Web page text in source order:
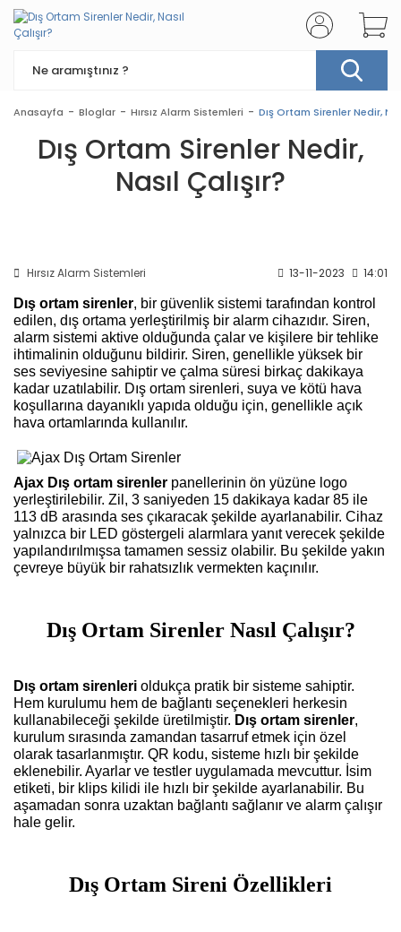
Anasayfa Bloglar Hırsız Alarm Sistemleri Dış Ortam Sirenler Nedir,
Dış Ortam Sirenler Nedir,
Nasıl Çalışır?
Hırsız Alarm Sistemleri 13-11-2023
14:01
Dış ortam sirenler, bir güvenlik sistemi tarafından kontrol
edilen, dış ortama yerleştirilmiş bir alarm cihazıdır. Siren,
alarm sistemi aktive olduğunda çalar ve kişilere bir tehlike
ihtimalinin olduğunu bildirir. Siren, genellikle yüksek bir
ses seviyesine sahiptir ve çalma süresi birkaç dakikaya
kadar uzatılabilir. Dış ortam sirenleri, suya ve kötü hava
koşullarına dayanıklı yapıda olduğu için, genellikle açık
hava ortamlarında kullanılır.
Ajax Dış ortam sirenler panellerinin ön yüzüne logo
yerleştirilebilir. Zil, 3 saniyeden 15 dakikaya kadar 85 ile
113 dB arasında ses çıkaracak şekilde ayarlanabilir. Cihaz
yalnızca bir LED göstergeli alarmlara yanıt verecek şekilde
yapılandırılmışsa tamamen sessiz olabilir. Bu şekilde yakın
çevreye büyük bir rahatsızlık vermekten kaçınılır.
Dış Ortam Sirenler Nasıl Çalışır?
Dış ortam siren leri oldukça pratik bir sisteme sahiptir.
Hem kurulumu hem de bağlantı seçenekleri herkesin
kullanabileceği şekilde üretilmiştir. Dış ortam sirenler,
kurulum sırasında zamandan tasarruf etmek için özel
olarak tasarlanmıştır. QR kodu, sisteme hızlı bir şekilde
eklenebilir. Ayarlar ve testler uygulamada mevcuttur. İsim
etiketi, bir klips kilidi ile hızlı bir şekilde ayarlanabilir. Bu
aşamadan sonra uzaktan bağlantı sağlanır ve alarm çalışır
hale gelir.
Dış Ortam Sireni Özellikleri